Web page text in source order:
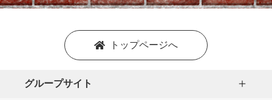
トップページへ
グループサイト